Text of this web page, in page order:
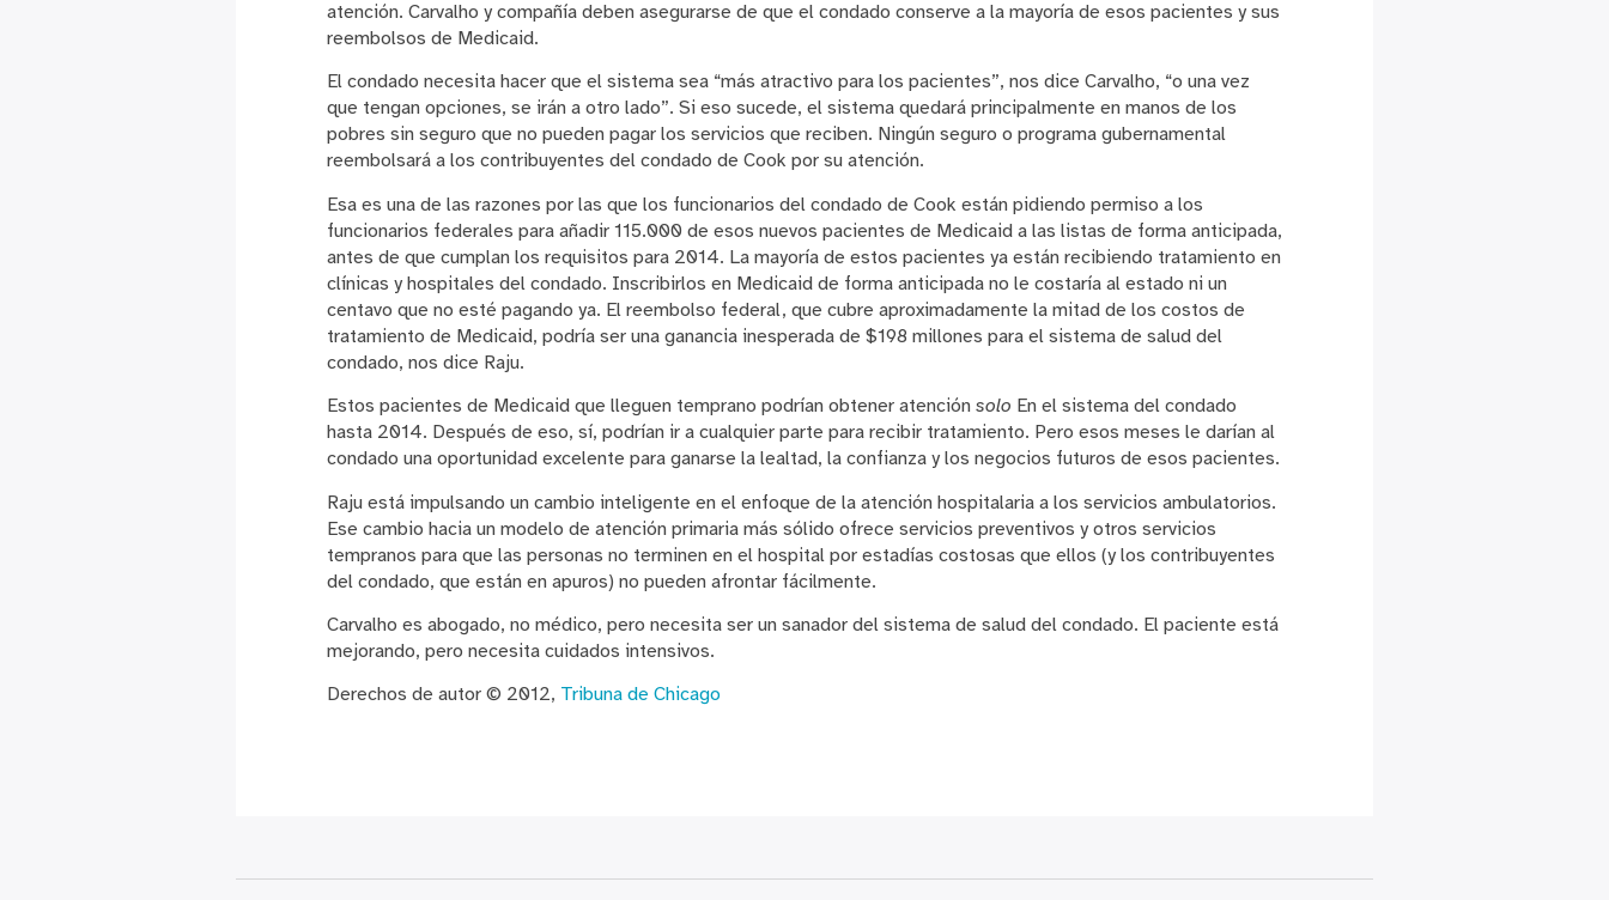
atención. Carvalho y compañía deben asegurarse de que el condado conserve a la mayoría de esos pacientes y sus
reembolsos de Medicaid.
El condado necesita hacer que el sistema sea “más atractivo para los pacientes”, nos dice Carvalho, “o una vez
que tengan opciones, se irán a otro lado”. Si eso sucede, el sistema quedará principalmente en manos de los
pobres sin seguro que no pueden pagar los servicios que reciben. Ningún seguro o programa gubernamental
reembolsará a los contribuyentes del condado de Cook por su atención.
Esa es una de las razones por las que los funcionarios del condado de Cook están pidiendo permiso a los
funcionarios federales para añadir 115.000 de esos nuevos pacientes de Medicaid a las listas de forma anticipada,
antes de que cumplan los requisitos para 2014. La mayoría de estos pacientes ya están recibiendo tratamiento en
clínicas y hospitales del condado. Inscribirlos en Medicaid de forma anticipada no le costaría al estado ni un
centavo que no esté pagando ya. El reembolso federal, que cubre aproximadamente la mitad de los costos de
tratamiento de Medicaid, podría ser una ganancia inesperada de $198 millones para el sistema de salud del
condado, nos dice Raju.
Estos pacientes de Medicaid que lleguen temprano podrían obtener atención solo En el sistema del condado
hasta 2014. Después de eso, sí, podrían ir a cualquier parte para recibir tratamiento. Pero esos meses le darían al
condado una oportunidad excelente para ganarse la lealtad, la confianza y los negocios futuros de esos pacientes.
Raju está impulsando un cambio inteligente en el enfoque de la atención hospitalaria a los servicios ambulatorios.
Ese cambio hacia un modelo de atención primaria más sólido ofrece servicios preventivos y otros servicios
tempranos para que las personas no terminen en el hospital por estadías costosas que ellos (y los contribuyentes
del condado, que están en apuros) no pueden afrontar fácilmente.
Carvalho es abogado, no médico, pero necesita ser un sanador del sistema de salud del condado. El paciente está
mejorando, pero necesita cuidados intensivos.
Derechos de autor © 2012, Tribuna de Chicago